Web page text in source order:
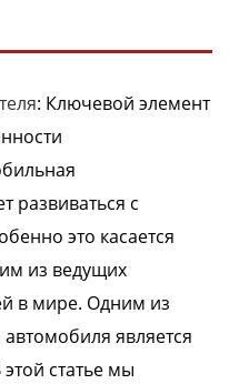
: Ключевой элемент
развиваться с
это касается
из ведущих
в мире. Одним из
является
статье мы